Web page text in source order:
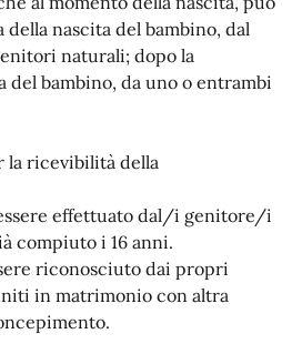
nascita del bambino, dal
naturali; dopo la
bambino, da uno o entrambi
la ricevibilità della
effettuato dal/i genitore/i
compiuto i 16 anni.
riconosciuto dai propri
in matrimonio con altra